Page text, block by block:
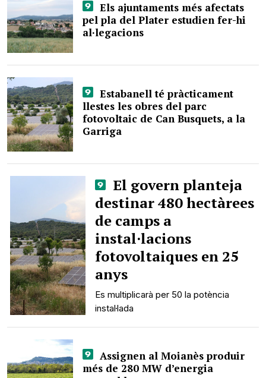
Els ajuntaments més afectats
pel pla del Plater estudien fer-hi
al·legacions
Estabanell té pràcticament
llestes les obres del parc
fotovoltaic de Can Busquets, a la
Garriga
El govern planteja
destinar 480 hectàrees
de camps a
instal·lacions
fotovoltaiques en 25
anys
Es multiplicarà per 50 la potència
instal·lada
Assignen al Moianès produir
més de 280 MW d’energia